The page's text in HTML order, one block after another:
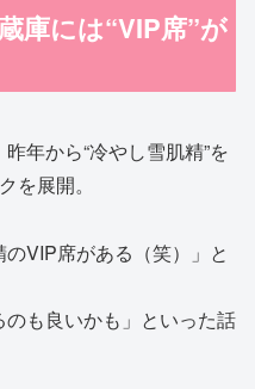
庫には“VIP席”が
年から“冷やし雪肌精”を
を展開。
のVIP席がある（笑）」と
のも良いかも」といった話